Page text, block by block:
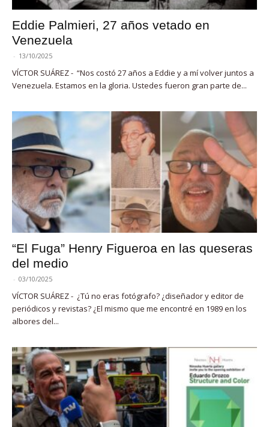
Eddie Palmieri, 27 años vetado en
Venezuela
- 13/10/2025
VÍCTOR SUÁREZ - “Nos costó 27 años a Eddie y a mí volver juntos a
Venezuela. Estamos en la gloria. Ustedes fueron gran parte de...
“El Fuga” Henry Figueroa en las queseras
del medio
- 03/10/2025
VÍCTOR SUÁREZ - ¿Tú no eras fotógrafo? ¿diseñador y editor de
periódicos y revistas? ¿El mismo que me encontré en 1989 en los
albores del...